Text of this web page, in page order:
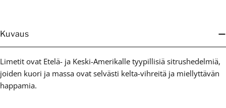
Kuvaus
Limetit ovat Etelä- ja Keski-Amerikalle tyypillisiä sitrushedelmiä,
joiden kuori ja massa ovat selvästi kelta-vihreitä ja miellyttävän
happamia.